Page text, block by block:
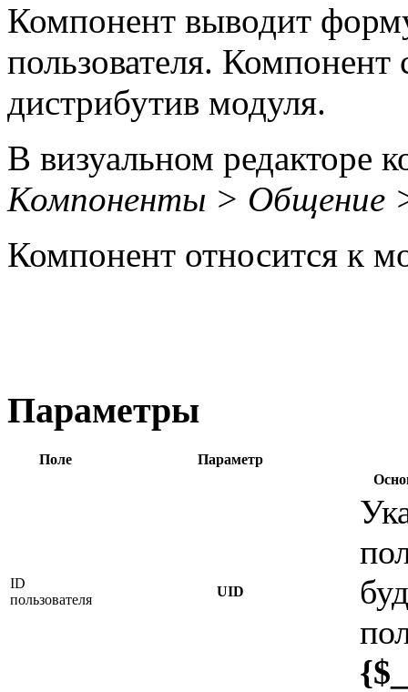
Компонент выводит
пользователя.
дистрибутив модуля.
В визуальном редакторе
Компоненты > Общение
Компонент относится к
Параметры
Поле
Параметр
ID
пользователя
UID